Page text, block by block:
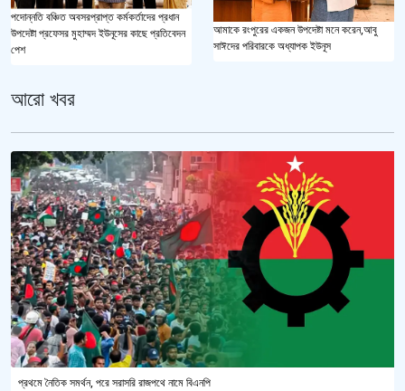
পদোন্নতি বঞ্চিত অবসরপ্রাপ্ত কর্মকর্তাদের প্রধান
উপদেষ্টা প্রফেসর মুহাম্মদ ইউনূসের কাছে প্রতিবেদন
পেশ
আমাকে রংপুরের একজন উপদেষ্টা মনে করেন,আবু
সাঈদের পরিবারকে অধ্যাপক ইউনূস
আরো খবর
প্রথমে নৈতিক সমর্থন, পরে সরাসরি রাজপথে নামে বিএনপি